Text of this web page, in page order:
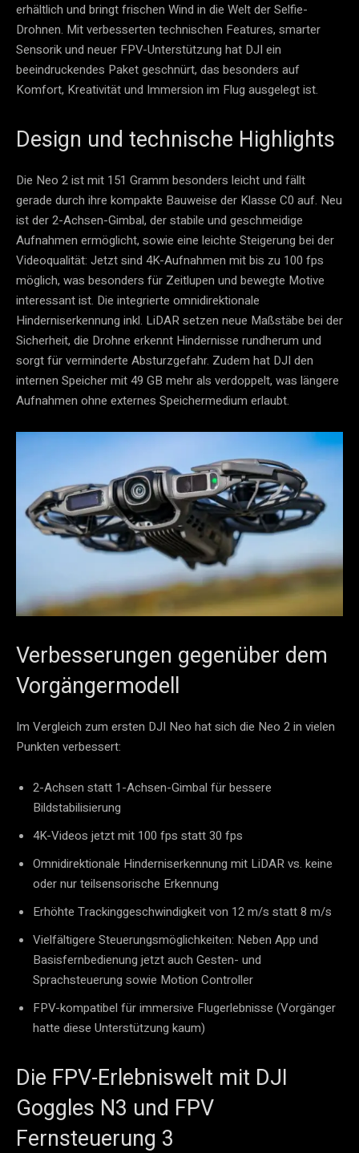
erhältlich und bringt frischen Wind in die Welt der Selfie-
Drohnen. Mit verbesserten technischen Features, smarter
Sensorik und neuer FPV-Unterstützung hat DJI ein
beeindruckendes Paket geschnürt, das besonders auf
Komfort, Kreativität und Immersion im Flug ausgelegt ist.
Design und technische Highlights
Die Neo 2 ist mit 151 Gramm besonders leicht und fällt
gerade durch ihre kompakte Bauweise der Klasse C0 auf. Neu
ist der 2-Achsen-Gimbal, der stabile und geschmeidige
Aufnahmen ermöglicht, sowie eine leichte Steigerung bei der
Videoqualität: Jetzt sind 4K-Aufnahmen mit bis zu 100 fps
möglich, was besonders für Zeitlupen und bewegte Motive
interessant ist. Die integrierte omnidirektionale
Hinderniserkennung inkl. LiDAR setzen neue Maßstäbe bei der
Sicherheit, die Drohne erkennt Hindernisse rundherum und
sorgt für verminderte Absturzgefahr. Zudem hat DJI den
internen Speicher mit 49 GB mehr als verdoppelt, was längere
Aufnahmen ohne externes Speichermedium erlaubt.
Verbesserungen gegenüber dem
Vorgängermodell
Im Vergleich zum ersten DJI Neo hat sich die Neo 2 in vielen
Punkten verbessert:
2-Achsen statt 1-Achsen-Gimbal für bessere
Bildstabilisierung
4K-Videos jetzt mit 100 fps statt 30 fps
Omnidirektionale Hinderniserkennung mit LiDAR vs. keine
oder nur teilsensorische Erkennung
Erhöhte Trackinggeschwindigkeit von 12 m/s statt 8 m/s
Vielfältigere Steuerungsmöglichkeiten: Neben App und
Basisfernbedienung jetzt auch Gesten- und
Sprachsteuerung sowie Motion Controller
FPV-kompatibel für immersive Flugerlebnisse (Vorgänger
hatte diese Unterstützung kaum)
Die FPV-Erlebniswelt mit DJI
Goggles N3 und FPV
Fernsteuerung 3